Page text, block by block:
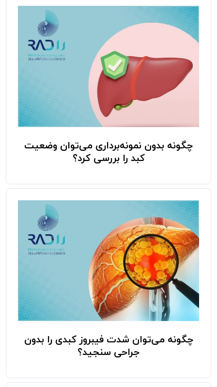
چگونه بدون نمونه‌برداری می‌توان وضعیت
کبد را بررسی کرد؟
چگونه می‌توان شدت فیبروز کبدی را بدون
جراحی سنجید؟